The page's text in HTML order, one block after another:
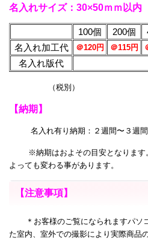
名入れサイズ：30×50ｍｍ以
100個 200個
名入れ加工代
＠120円 ＠115円
名入れ版代
（税別）
【納期】
名入れ有り納期：２週間〜３週間
※納期はおよその目安となります
よっても変わる事があります。
【注意事項】
＊お客様のご覧になられますパソ
た室内、室外での撮影により 実際商品